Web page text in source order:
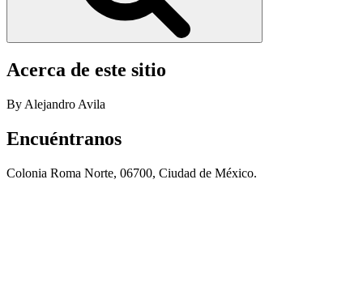
Acerca de este sitio
By Alejandro Avila
Encuéntranos
Colonia Roma Norte, 06700, Ciudad de México.